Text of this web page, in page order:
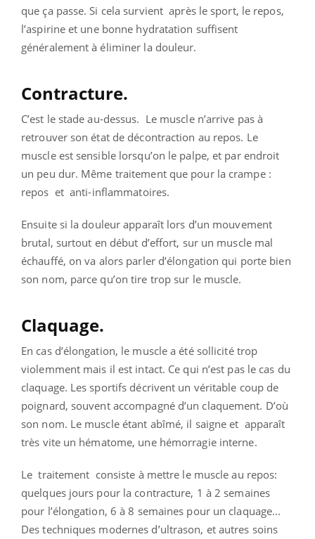
que ça passe. Si cela survient après le sport, le repos,
l’aspirine et une bonne hydratation suffisent
généralement à éliminer la douleur.
Contracture.
C’est le stade au-dessus. Le muscle n’arrive pas à
retrouver son état de décontraction au repos. Le
muscle est sensible lorsqu’on le palpe, et par endroit
un peu dur. Même traitement que pour la crampe :
repos et anti-inflammatoires.
Ensuite si la douleur apparaît lors d’un mouvement
brutal, surtout en début d’effort, sur un muscle mal
échauffé, on va alors parler d’élongation qui porte bien
son nom, parce qu’on tire trop sur le muscle.
Claquage.
En cas d’élongation, le muscle a été sollicité trop
violemment mais il est intact. Ce qui n’est pas le cas du
claquage. Les sportifs décrivent un véritable coup de
poignard, souvent accompagné d’un claquement. D’où
son nom. Le muscle étant abîmé, il saigne et apparaît
très vite un hématome, une hémorragie interne.
Le traitement consiste à mettre le muscle au repos:
quelques jours pour la contracture, 1 à 2 semaines
pour l’élongation, 6 à 8 semaines pour un claquage...
Des techniques modernes d’ultrason, et autres soins